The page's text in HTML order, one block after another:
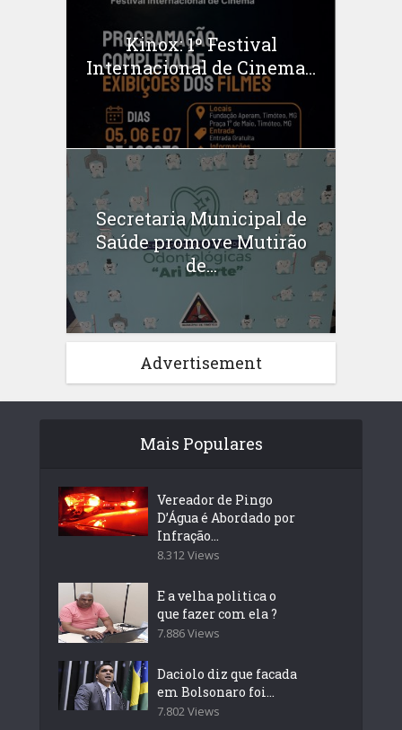
Kinox: 1º Festival
Internacional de Cinema...
Secretaria Municipal de
Saúde promove Mutirão
de...
Advertisement
Mais Populares
Vereador de Pingo
D’Água é Abordado por
Infração...
8.312 Views
E a velha politica o
que fazer com ela ?
7.886 Views
Daciolo diz que facada
em Bolsonaro foi...
7.802 Views